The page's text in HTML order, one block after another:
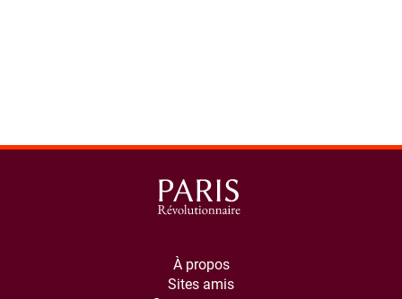
À propos
Sites amis